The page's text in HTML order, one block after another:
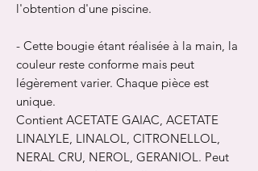
l'obtention d'une piscine.
- Cette bougie étant réalisée à la main, la
couleur reste conforme mais peut
légèrement varier. Chaque pièce est
unique.
Contient ACETATE GAIAC, ACETATE
LINALYLE, LINALOL, CITRONELLOL,
NERAL CRU, NEROL, GERANIOL. Peut